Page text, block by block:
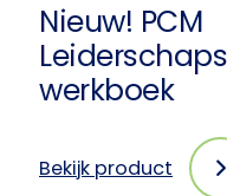
Nieuw! PCM
werkboek
Bekijk product
: